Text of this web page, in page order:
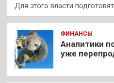
Для этого власти
ФИНАНСЫ
Аналитики
уже